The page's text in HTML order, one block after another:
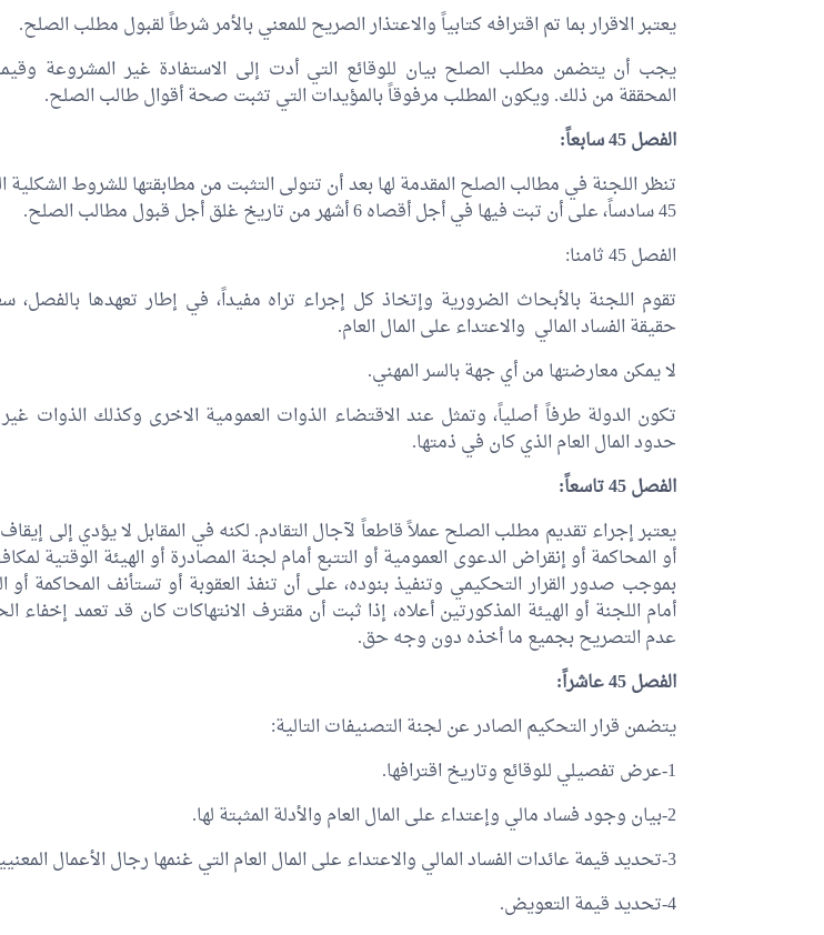
يعتبر الاقرار بما تم اقترافه كتابياً والاعتذار الصريح للمعني بالأمر شرطاً لقبول مطلب الصلح.
يجب أن يتضمن مطلب الصلح بيان للوقائع التي أدت إلى الاستفادة غير المشروعة
المحققة من ذلك. ويكون المطلب مرفوقاً بالمؤيدات التي تثبت صحة أقوال طالب الصلح.
الفصل 45 سابعاً:
تنظر اللجنة في مطالب الصلح المقدمة لها بعد أن تتولى التثبت من مطابقتها للشروط الشكلية
45 سادساً، على أن تبت فيها في أجل أقصاه 6 أشهر من تاريخ غلق أجل قبول مطالب الصلح.
الفصل 45 ثامنا:
تقوم اللجنة بالأبحاث الضرورية وإتخاذ كل إجراء تراه مفيداً، في إطار تعهدها
حقيقة الفساد المالي والاعتداء على المال العام.
لا يمكن معارضتها من أي جهة بالسر المهني.
تكون الدولة طرفاً أصلياً، وتمثل عند الاقتضاء الذوات العمومية الاخرى وكذلك الذوات
حدود المال العام الذي كان في ذمتها.
الفصل 45 تاسعاً:
يعتبر إجراء تقديم مطلب الصلح عملاً قاطعاً لآجال التقادم. لكنه في المقابل لا يؤدي إلى إيقاف
أو المحاكمة أو إنقراض الدعوى العمومية أو التتبع أمام لجنة المصادرة أو الهيئة الوقتية
بموجب صدور القرار التحكيمي وتنفيذ بنوده، على أن تنفذ العقوبة أو تستأنف المحاكمة أو
أمام اللجنة أو الهيئة المذكورتين أعلاه، إذا ثبت أن مقترف الانتهاكات كان قد تعمد إخفاء
عدم التصريح بجميع ما أخذه دون وجه حق.
الفصل 45 عاشراً:
يتضمن قرار التحكيم الصادر عن لجنة التصنيفات التالية:
1-عرض تفصيلي للوقائع وتاريخ اقترافها.
2-بيان وجود فساد مالي وإعتداء على المال العام والأدلة المثبتة لها.
3-تحديد قيمة عائدات الفساد المالي والاعتداء على المال العام التي غنمها رجال الأعمال المعنيين بالأمر.
4-تحديد قيمة التعويض.